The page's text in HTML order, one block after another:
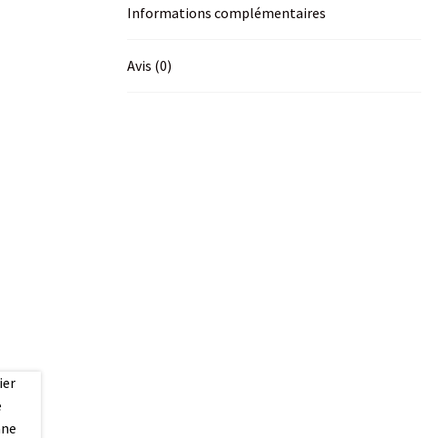
Informations complémentaires
Avis (0)